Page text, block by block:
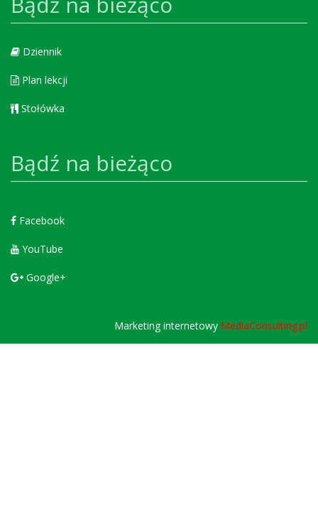
Dziennik
Plan lekcji
Stołówka
Bądź na bieżąco
Facebook
YouTube
Google+
Marketing internetowy MediaConsulting.pl